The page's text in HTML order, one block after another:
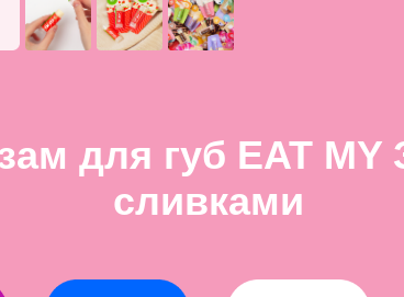
для губ EAT MY
сливками